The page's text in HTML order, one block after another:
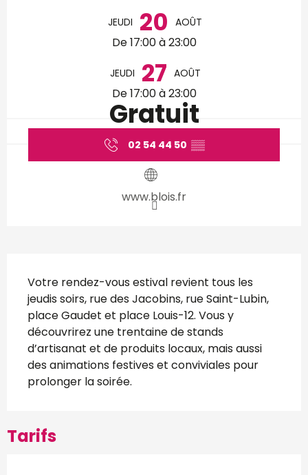
JEUDI 20 AOÛT
De 17:00 à 23:00
JEUDI 27 AOÛT
De 17:00 à 23:00
Gratuit
02 54 44 50 ▒▒
www.blois.fr
Description
Votre rendez-vous estival revient tous les
jeudis soirs, rue des Jacobins, rue Saint-Lubin,
place Gaudet et place Louis-12. Vous y
découvrirez une trentaine de stands
d’artisanat et de produits locaux, mais aussi
des animations festives et conviviales pour
prolonger la soirée.
Tarifs